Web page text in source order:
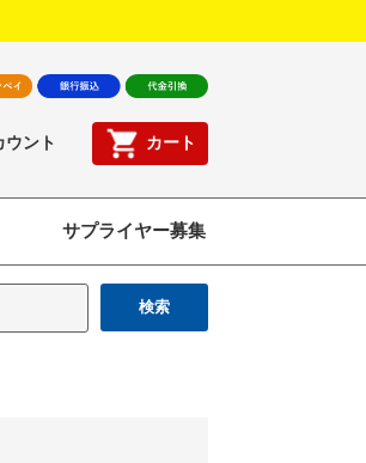
ウント カート
サプライヤー募集
検索